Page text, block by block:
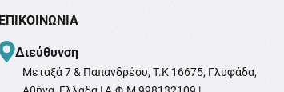
ΕΠΙΚΟΙΝΩΝΊΑ
Διεύθυνση
Μεταξά 7 & Παπανδρέου, T.K 16675, Γλυφάδα,